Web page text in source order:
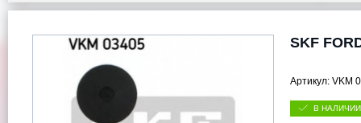
SKF
Артикул: VKM
В НАЛИЧИИ